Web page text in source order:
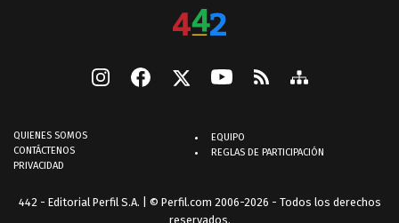
QUIENES SOMOS
CONTÁCTENOS
PRIVACIDAD
EQUIPO
REGLAS DE PARTICIPACIÓN
442 - Editorial Perfil S.A. | © Perfil.com 2006-2026 - Todos los derechos
reservados.